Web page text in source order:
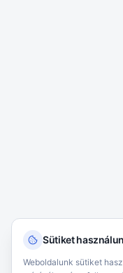
Sütiket
Weboldalunk sütiket